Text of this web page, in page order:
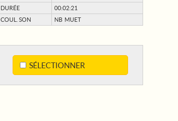
DURÉE
00:02:21
COUL. SON
NB MUET
SÉLECTIONNER